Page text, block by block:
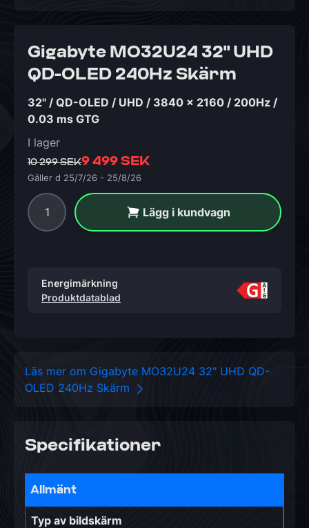
Gigabyte MO32U24 32" UHD
QD-OLED 240Hz Skärm
32" / QD-OLED / UHD / 3840 x 2160 / 200Hz /
0.03 ms GTG
I lager
9 499 SEK
10 299 SEK
Gäller d 25/7/26 - 25/8/26
Lägg i kundvagn
Energimärkning
Produktdatablad
Läs mer om Gigabyte MO32U24 32" UHD QD-
OLED 240Hz Skärm
Specifikationer
Allmänt
Typ av bildskärm